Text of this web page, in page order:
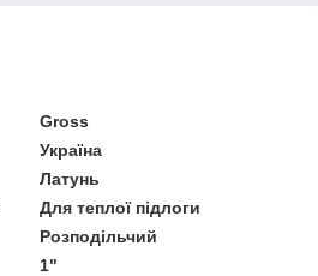
Gross
Україна
Латунь
Для теплої підлоги
Розподільчий
1"